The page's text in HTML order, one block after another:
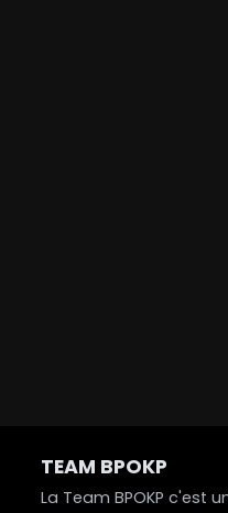
TEAM BPOKP
La Team BPOKP c'est